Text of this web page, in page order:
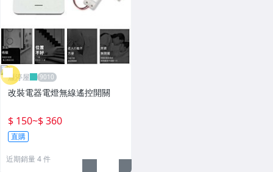
雁渟屋
改裝電器電燈無線遙控開關
$ 150~$ 360
直購
近期銷量 4 件